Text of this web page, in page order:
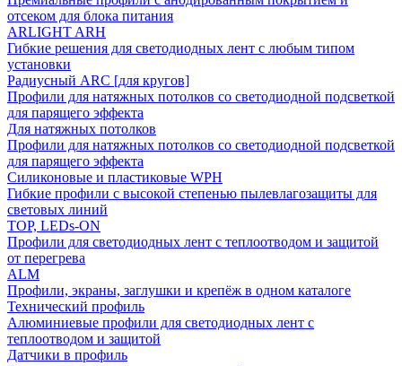
отсеком для блока питания
ARLIGHT ARH
Гибкие решения для светодиодных лент с любым типом
установки
Радиусный ARC [для кругов]
Профили для натяжных потолков со светодиодной подсветкой
для парящего эффекта
Для натяжных потолков
Профили для натяжных потолков со светодиодной подсветкой
для парящего эффекта
Силиконовые и пластиковые WPH
Гибкие профили с высокой степенью пылевлагозащиты для
световых линий
TOP, LEDs-ON
Профили для светодиодных лент с теплоотводом и защитой
от перегрева
ALM
Профили, экраны, заглушки и крепёж в одном каталоге
Технический профиль
Алюминиевые профили для светодиодных лент с
теплоотводом и защитой
Датчики в профиль